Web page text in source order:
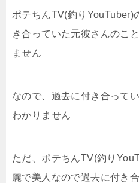
ポテちんTV(釣りYouTuber)
き合っていた元彼さんのこ
ません
なので、過去に付き合って
わかりません
ただ、ポテちんTV(釣り
麗で美人なので過去に付き